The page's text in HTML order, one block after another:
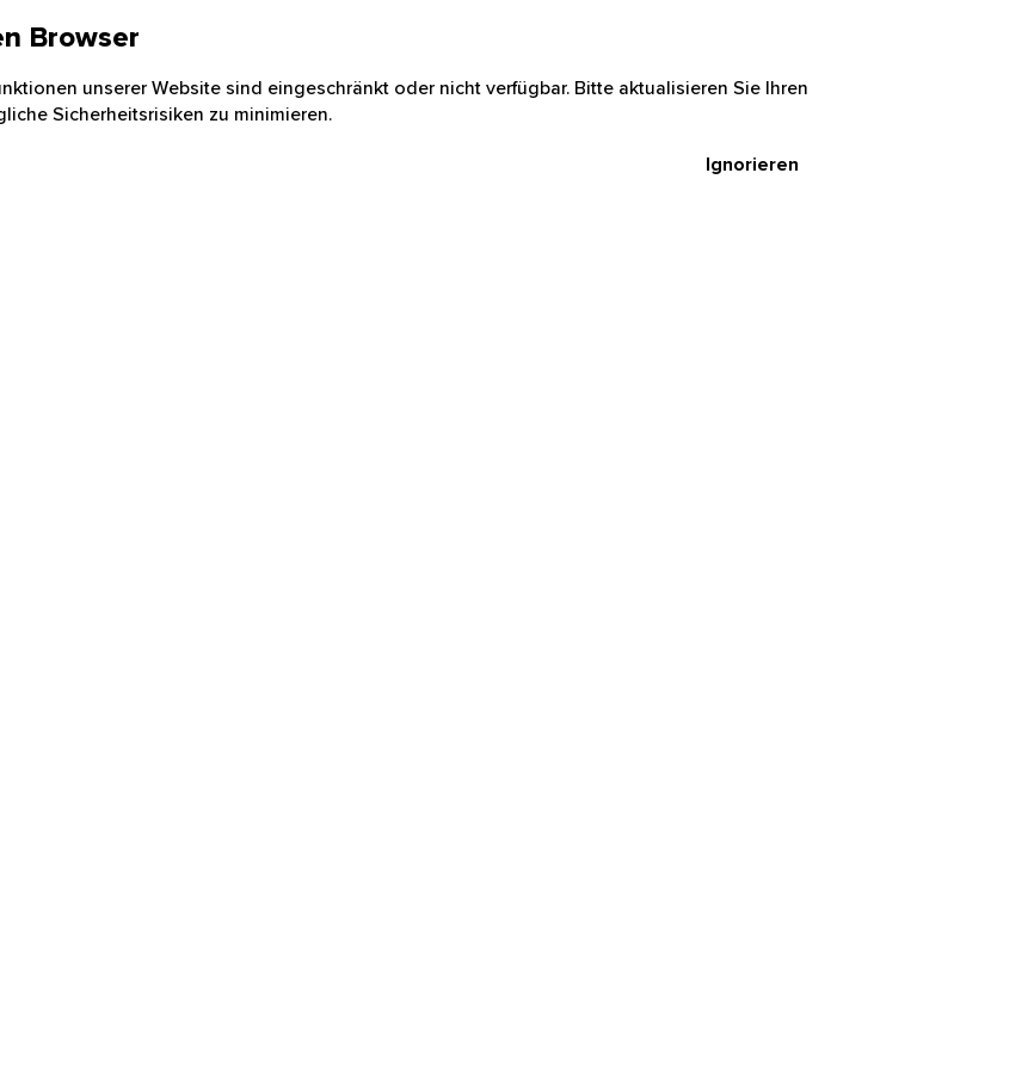
Browser
unserer Website sind eingeschränkt oder nicht verfügbar. Bitte aktualisieren Sie Ihren
Sicherheitsrisiken zu minimieren.
Ignorieren